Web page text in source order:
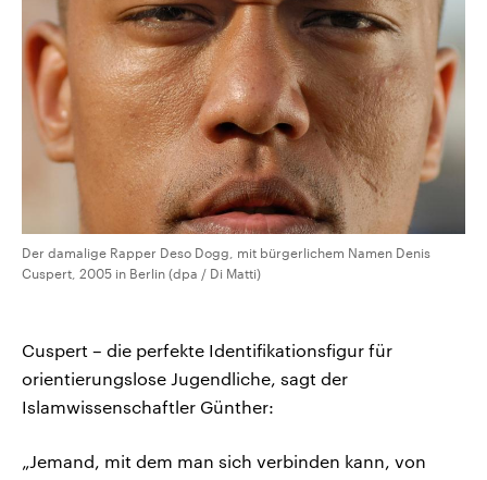
Der damalige Rapper Deso Dogg, mit bürgerlichem Namen Denis
Cuspert, 2005 in Berlin (dpa / Di Matti)
Cuspert – die perfekte Identifikationsfigur für
orientierungslose Jugendliche, sagt der
Islamwissenschaftler Günther:
„Jemand, mit dem man sich verbinden kann, von